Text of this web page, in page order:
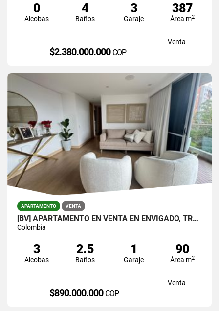
0
Alcobas
4
Baños
3
Garaje
387
Área m2
Venta
$2.380.000.000 COP
APARTAMENTO VENTA
[BV] APARTAMENTO EN VENTA EN ENVIGADO, TRANSVERSAL INTERMEDIA
Colombia
3
Alcobas
2.5
Baños
1
Garaje
90
Área m2
Venta
$890.000.000 COP